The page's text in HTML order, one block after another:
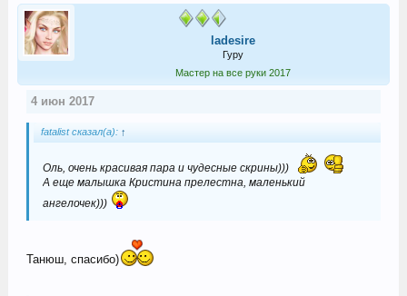
ladesire
Гуру
Мастер на все руки 2017
4 июн 2017
fatalist сказал(а): ↑
Оль, очень красивая пара и чудесные скрины)))
А еще малышка Кристина прелестна, маленький
ангелочек)))
Танюш, спасибо)